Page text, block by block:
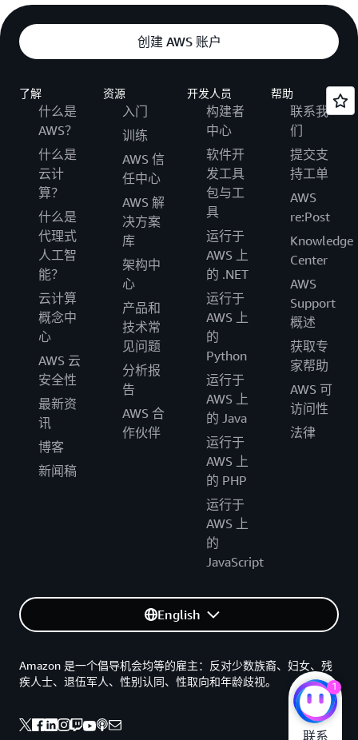
创建 AWS 账户
了解
什么是
AWS？
什么是
云计
算？
什么是
代理式
人工智
能？
云计算
概念中
心
AWS 云
安全性
最新资
讯
博客
新闻稿
资源
入门
训练
AWS 信
任中心
AWS 解
决方案
库
架构中
心
产品和
技术常
见问题
分析报
告
AWS 合
作伙伴
开发人员
构建者
中心
软件开
发工具
包与工
具
运行于
AWS 上
的 .NET
运行于
AWS 上
的
Python
运行于
AWS 上
的 Java
运行于
AWS 上
的 PHP
运行于
AWS 上
的
JavaScript
帮助
联系我
们
提交支
持工单
AWS
re:Post
Knowledge
Center
AWS
Support
概述
获取专
家帮助
AWS 可
访问性
法律
English
Amazon 是一个倡导机会均等的雇主：反对少数族裔、妇女、残
疾人士、退伍军人、性别认同、性取向和年龄歧视。
1
联系